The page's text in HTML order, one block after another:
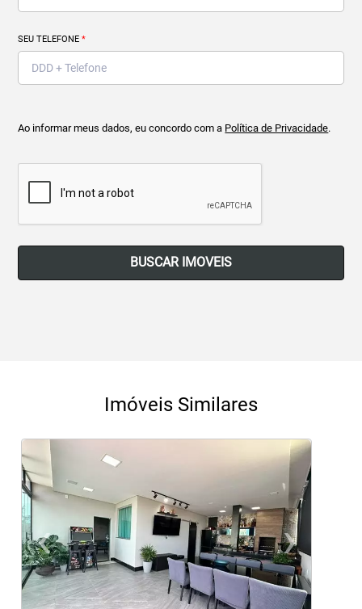
SEU TELEFONE*
Ao informar meus dados, eu concordo com a Política de Privacidade.
BUSCAR IMOVEIS
Imóveis Similares
‹
Previous
›